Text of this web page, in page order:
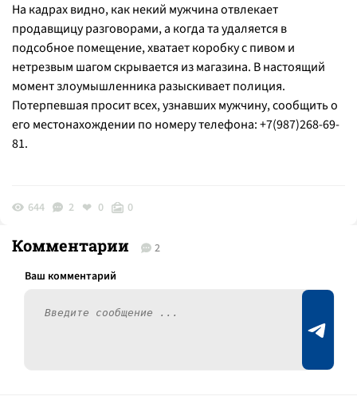
На кадрах видно, как некий мужчина отвлекает
продавщицу разговорами, а когда та удаляется в
подсобное помещение, хватает коробку с пивом и
нетрезвым шагом скрывается из магазина. В настоящий
момент злоумышленника разыскивает полиция.
Потерпевшая просит всех, узнавших мужчину, сообщить о
его местонахождении по номеру телефона: +7(987)268-69-
81.
644 2 0 0
Комментарии 2